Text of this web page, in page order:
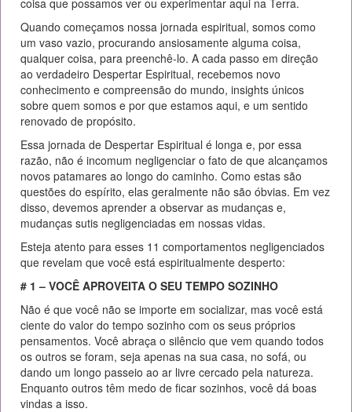
Quando começamos nossa jornada espiritual, somos como
um vaso vazio, procurando ansiosamente alguma coisa,
qualquer coisa, para preenchê-lo. A cada passo em direção
ao verdadeiro Despertar Espiritual, recebemos novo
conhecimento e compreensão do mundo, insights únicos
sobre quem somos e por que estamos aqui, e um sentido
renovado de propósito.
Essa jornada de Despertar Espiritual é longa e, por essa
razão, não é incomum negligenciar o fato de que alcançamos
novos patamares ao longo do caminho. Como estas são
questões do espírito, elas geralmente não são óbvias. Em vez
disso, devemos aprender a observar as mudanças e,
mudanças sutis negligenciadas em nossas vidas.
Esteja atento para esses 11 comportamentos negligenciados
que revelam que você está espiritualmente desperto:
# 1 – VOCÊ APROVEITA O SEU TEMPO SOZINHO
Não é que você não se importe em socializar, mas você está
ciente do valor do tempo sozinho com os seus próprios
pensamentos. Você abraça o silêncio que vem quando todos
os outros se foram, seja apenas na sua casa, no sofá, ou
dando um longo passeio ao ar livre cercado pela natureza.
Enquanto outros têm medo de ficar sozinhos, você dá boas
vindas a isso.